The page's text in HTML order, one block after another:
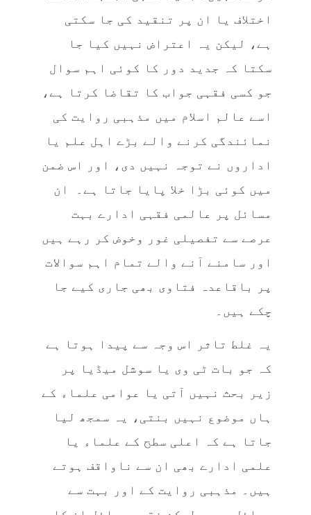
اختلاف یا ان پر تنقید کی جا سکتی
ہے، لیکن یہ اعتراض نہیں کیا جا
سکتا کہ جدید دور کا کوئی اہم سوال
جو کسی فقہی جواب کا تقاضا کرتا ہے،
اسے عالم اسلام میں مذہبی روایت کی
نمائندگی کرنے والے بڑے اہل علم یا
اداروں نے توجہ نہیں دی، اور اس ضمن
میں کوئی بڑا خلا پایا جاتا ہے۔ ان
مسائل پر عالمی فقہی ادارے بہت
عرصے سے تفصیلی غور وخوض کر رہے ہیں
اور سامنے آنے والے تمام اہم سوالات
پر باقاعدہ فتاوی بھی جاری کیے جا
چکے ہیں۔
یہ غلط تاثر اس وجہ سے پیدا ہوتا ہے
کہ جو بات ٹی وی یا سوشل میڈیا پر
زیر بحث نہیں آتی یا عوامی علماء کے
ہاں موضوع نہیں بنتی، یہ سمجھ لیا
جاتا ہے کہ اعلی سطح کے علماء یا
علمی ادارے بھی ان سے ناواقف ہوتے
ہیں۔ مذہبی روایت کے اور بہت سے